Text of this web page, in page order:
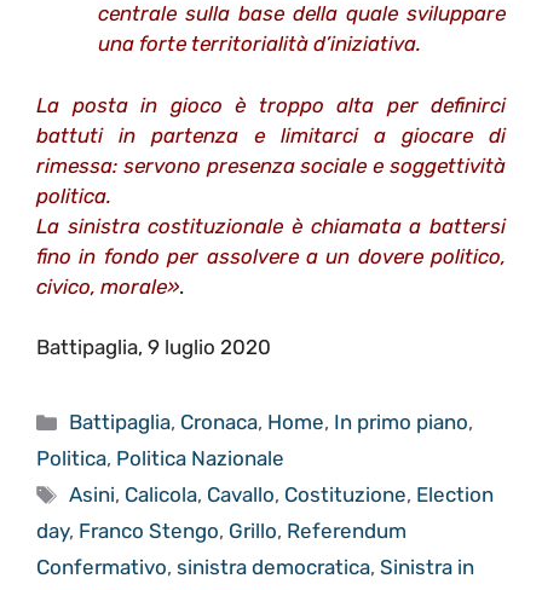
centrale sulla base della quale sviluppare
una forte territorialità d’iniziativa.
La posta in gioco è troppo alta per definirci
battuti in partenza e limitarci a giocare di
rimessa: servono presenza sociale e soggettività
politica.
La sinistra costituzionale è chiamata a battersi
fino in fondo per assolvere a un dovere politico,
civico, morale».
Battipaglia, 9 luglio 2020
Categorie
Battipaglia, Cronaca, Home, In primo piano,
Politica, Politica Nazionale
Tag
Asini, Calicola, Cavallo, Costituzione, Election
day, Franco Stengo, Grillo, Referendum
Confermativo, sinistra democratica, Sinistra in